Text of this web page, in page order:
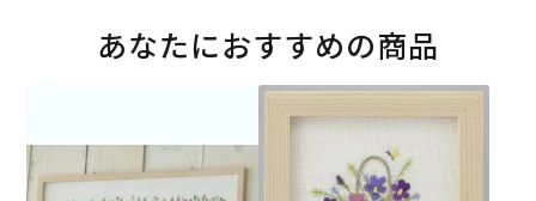
あなたにおすすめの商品